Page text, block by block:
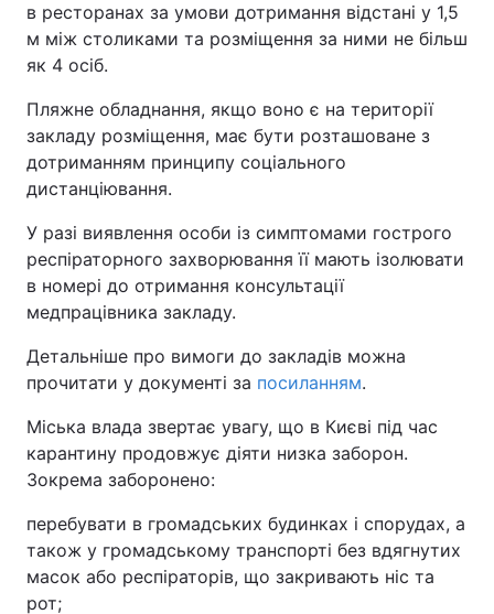
в ресторанах за умови дотримання відстані у 1,5
м між столиками та розміщення за ними не більш
як 4 осіб.
Пляжне обладнання, якщо воно є на території
закладу розміщення, має бути розташоване з
дотриманням принципу соціального
дистанціювання.
У разі виявлення особи із симптомами гострого
респіраторного захворювання її мають ізолювати
в номері до отримання консультації
медпрацівника закладу.
Детальніше про вимоги до закладів можна
прочитати у документі за посиланням.
Міська влада звертає увагу, що в Києві під час
карантину продовжує діяти низка заборон.
Зокрема заборонено:
перебувати в громадських будинках і спорудах, а
також у громадському транспорті без вдягнутих
масок або респіраторів, що закривають ніс та
рот;